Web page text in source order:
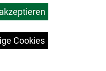
Heckgepäckträger
25 kg
18
Cookies